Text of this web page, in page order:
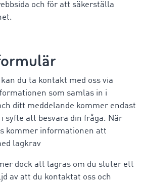
och för att säkerställa
du ta kontakt med oss via
som samlas in i
ditt meddelande kommer endast
syfte att besvara din fråga. När
kommer informationen att
lagkrav
dock att lagras om du sluter ett
av att du kontaktat oss och